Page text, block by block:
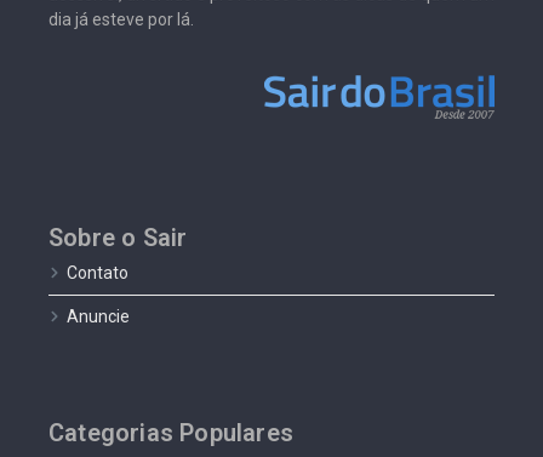
dia já esteve por lá.
Sobre o Sair
Contato
Anuncie
Categorias Populares